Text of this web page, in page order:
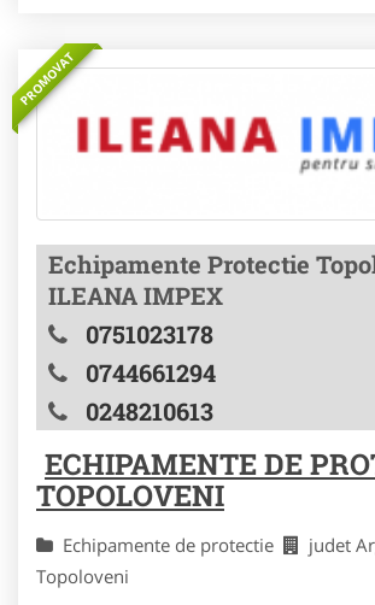
PROMOVAT
Echipamente Protectie
ILEANA IMPEX
0751023178
0744661294
0248210613
ECHIPAMENTE DE
TOPOLOVENI
Echipamente de protectie
judet
Topoloveni